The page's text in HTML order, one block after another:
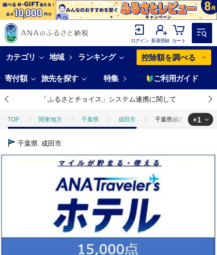
ログイン 新規登録 カート
カテゴリ 地域 ランキング 控除額を調べる
寄付額 旅先を探す 特集 ご利用ガイド
「ふるさとチョイス」システム連携に関して
TOP 関東地方 千葉県 成田市 千葉県成田市 ANAト
TOP
+1
千葉県 成田市